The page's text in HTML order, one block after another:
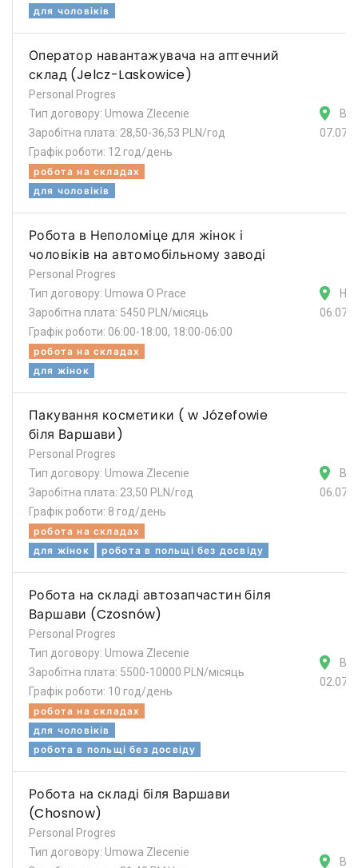
для чоловіків
Оператор навантажувача на аптечний
склад (Jelcz-Laskowice)
Personal Progres
Тип договору: Umowa Zlecenie
Заробітна плата: 28,50-36,53 PLN/год
Графік роботи: 12 год/день
робота на складах
для чоловіків
Робота в Неполоміце для жінок і
чоловіків на автомобільному заводі
Personal Progres
Тип договору: Umowa O Prace
Заробітна плата: 5450 PLN/місяць
Графік роботи: 06:00-18:00, 18:00-06:00
робота на складах
для жінок
Пакування косметики ( w Józefowie
біля Варшави)
Personal Progres
Тип договору: Umowa Zlecenie
Заробітна плата: 23,50 PLN/год
Графік роботи: 8 год/день
робота на складах
для жінок
робота в польщі без досвіду
Робота на складі автозапчастин біля
Варшави (Czosnów)
Personal Progres
Тип договору: Umowa Zlecenie
Заробітна плата: 5500-10000 PLN/місяць
Графік роботи: 10 год/день
робота на складах
для чоловіків
робота в польщі без досвіду
Робота на складі біля Варшави
(Chosnow)
Personal Progres
Тип договору: Umowa Zlecenie